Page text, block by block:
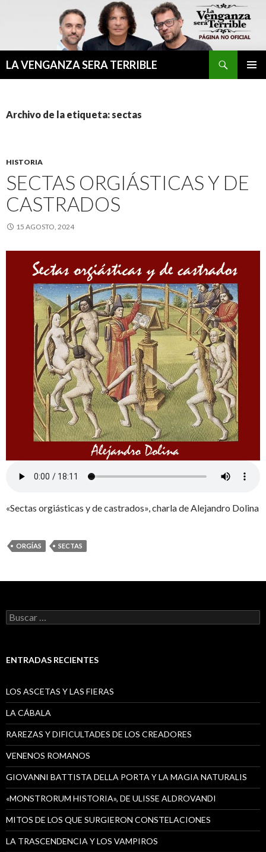
LA VENGANZA SERA TERRIBLE
Archivo de la etiqueta: sectas
HISTORIA
SECTAS ORGIÁSTICAS Y DE
CASTRADOS
15 AGOSTO, 2024
«Sectas orgiásticas y de castrados», charla de Alejandro Dolina
ORGÍAS SECTAS
Buscar:
ENTRADAS RECIENTES
LOS ASCETAS Y LAS FIERAS
LA CÁBALA
RAREZAS Y DIFICULTADES DE LOS CREADORES
VENENOS ROMANOS
GIOVANNI BATTISTA DELLA PORTA Y LA MAGIA NATURALIS
«MONSTRORUM HISTORIA», DE ULISSE ALDROVANDI
MITOS DE LOS QUE SURGIERON CONSTELACIONES
LA TRASCENDENCIA Y LOS VAMPIROS